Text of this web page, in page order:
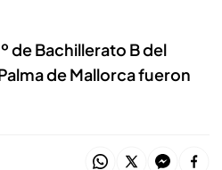
de Bachillerato B del
de Mallorca fueron